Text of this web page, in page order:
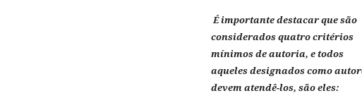
É importante destacar que são
considerados quatro critérios
mínimos de autoria, e todos
aqueles designados como
devem atendê-los, são eles: